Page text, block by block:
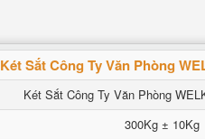
Két Sắt Công Ty Văn Phòng
Két Sắt Công Ty Văn Phòng
300Kg ± 10Kg